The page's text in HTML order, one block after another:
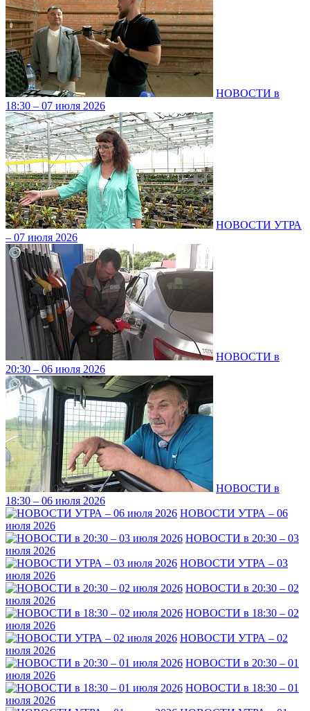
НОВОСТИ в
18:30 – 07 июля 2026
НОВОСТИ УТРА
– 07 июля 2026
НОВОСТИ в
20:30 – 06 июля 2026
НОВОСТИ в
18:30 – 06 июля 2026
НОВОСТИ УТРА – 06
июля 2026
НОВОСТИ в 20:30 – 03
июля 2026
НОВОСТИ УТРА – 03
июля 2026
НОВОСТИ в 20:30 – 02
июля 2026
НОВОСТИ в 18:30 – 02
июля 2026
НОВОСТИ УТРА – 02
июля 2026
НОВОСТИ в 20:30 – 01
июля 2026
НОВОСТИ в 18:30 – 01
июля 2026